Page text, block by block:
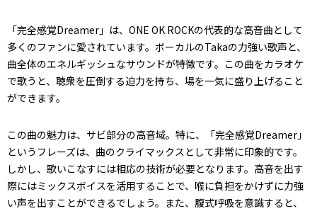
「完全感覚Dreamer」は、ONE OK ROCKの代表的な高音曲として
多くのファンに愛されています。ボーカルのTakaの力強い歌声と、
曲全体のエネルギッシュなサウンドが特徴です。この曲をカラオケ
で歌うと、聴衆を圧倒する迫力を持ち、場を一気に盛り上げること
ができます。
この曲の魅力は、サビ部分の高音域。特に、「完全感覚Dreamer」
というフレーズは、曲のクライマックスとして非常に印象的です。
しかし、歌いこなすには相応の技術が必要となります。高音を出す
際にはミックスボイスを活用することで、喉に負担をかけずに力強
い声を出すことができるでしょう。また、腹式呼吸を意識すると、